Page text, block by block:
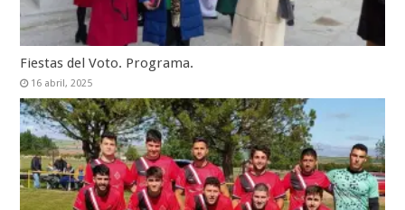
Fiestas del Voto. Programa.
16 abril, 2025